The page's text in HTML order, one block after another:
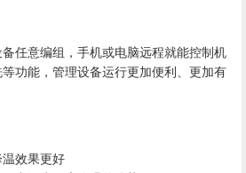
任意编组，手机或电脑远程就能控制机
功能，管理设备运行更加便利、更加有
效果更好